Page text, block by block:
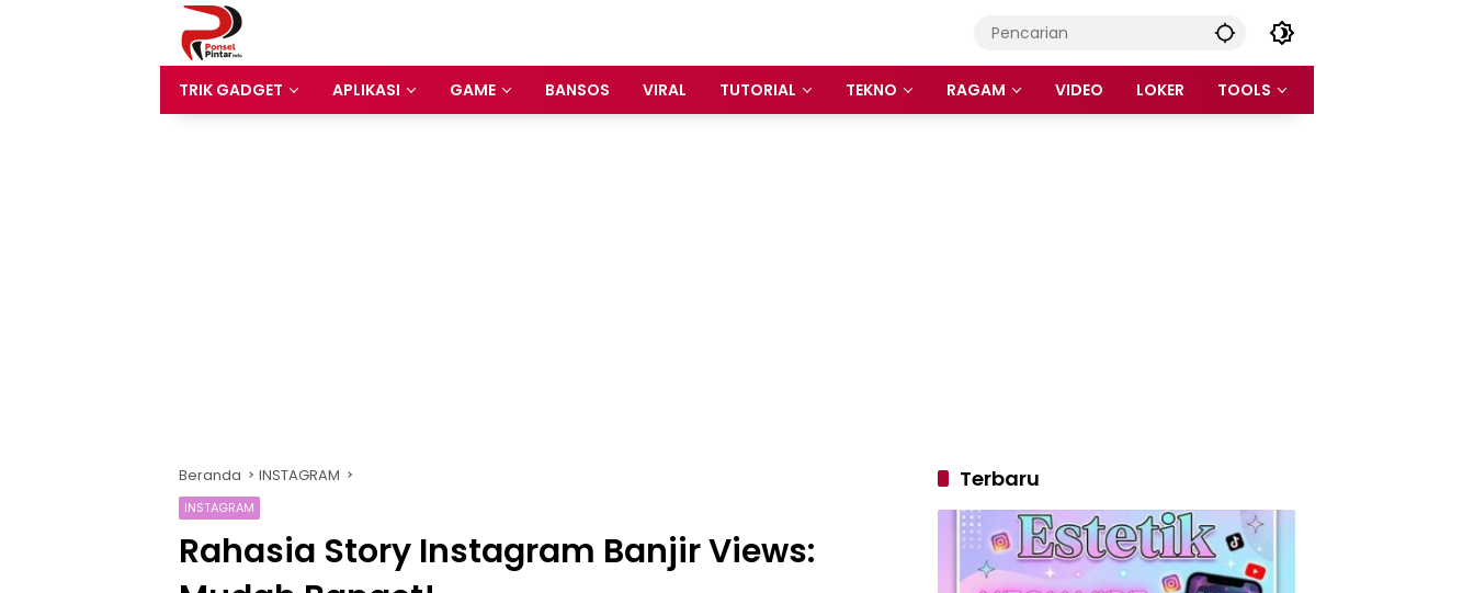
TRIK GADGET
APLIKASI GAME BANSOS VIRAL TUTORIAL TEKNO RAGAM VIDEO LOKER TOOLS
Beranda INSTAGRAM
INSTAGRAM
Rahasia Story Instagram Banjir Views:
Terbaru